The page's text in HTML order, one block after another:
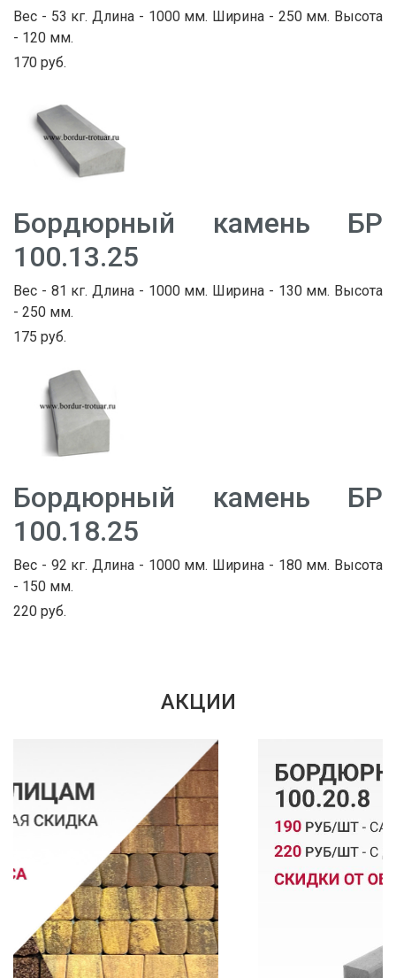
Вес - 53 кг. Длина - 1000 мм. Ширина - 250 мм. Высота
- 120 мм.
170 руб.
Бордюрный камень БР
100.13.25
Вес - 81 кг. Длина - 1000 мм. Ширина - 130 мм. Высота
- 250 мм.
175 руб.
Бордюрный камень БР
100.18.25
Вес - 92 кг. Длина - 1000 мм. Ширина - 180 мм. Высота
- 150 мм.
220 руб.
АКЦИИ